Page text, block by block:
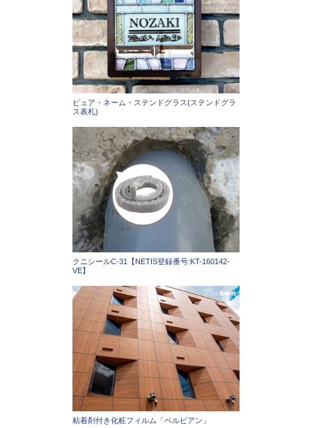
ピュア・ネーム・ステンドグラス(ステンドグラ
ス表札)
クニシールC-31【NETIS登録番号:KT-160142-
VE】
粘着剤付き化粧フィルム「ベルビアン」